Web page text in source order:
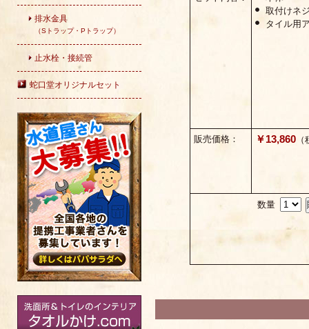
排水金具
（Sトラップ・Pトラップ）
止水栓・接続管
蛇口堂オリジナルセット
取付けネ
タイル用
販売価格： ￥13,860
数量